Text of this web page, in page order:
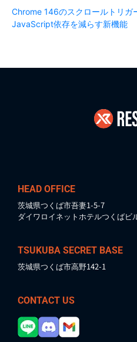
Chrome 146のスクロールトリガ
JavaScript依存を減らす新機能
HEAD OFFICE
茨城県つくば市吾妻1-5-7
ダイワロイネットホテルつくばビ
TSUKUBA SECRET BASE
茨城県つくば市高野142-1
CONTACT US